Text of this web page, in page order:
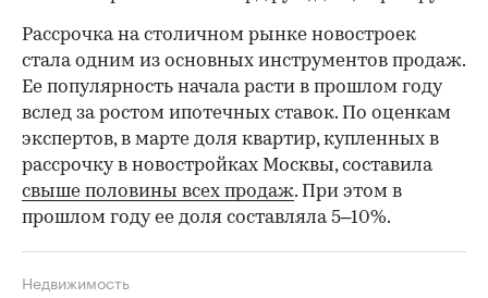
Рассрочка на столичном рынке новостроек
стала одним из основных инструментов продаж.
Ее популярность начала расти в прошлом году
вслед за ростом ипотечных ставок. По оценкам
экспертов, в марте доля квартир, купленных в
рассрочку в новостройках Москвы, составила
свыше половины всех продаж. При этом в
прошлом году ее доля составляла 5–10%.
Недвижимость